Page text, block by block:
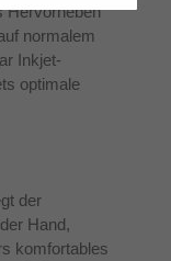
Hervorheben
normalem
Inkjet-
optimale
der
Hand,
komfortables